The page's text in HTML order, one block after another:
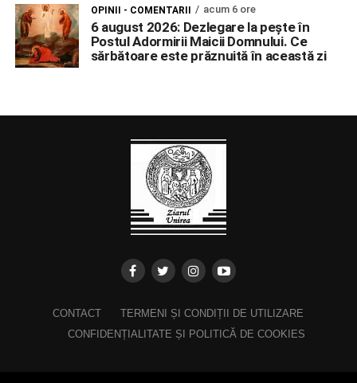
OPINII - COMENTARII acum 6 ore
6 august 2026: Dezlegare la pește în
Postul Adormirii Maicii Domnului. Ce
sărbătoare este prăznuită în această zi
CONTACT
TERMENI ȘI CONDIȚII DE UTILIZARE
CONFIDENȚIALITATE ȘI POLITICĂ DE COOKIES